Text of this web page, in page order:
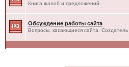
Книга жалоб и предложений.
Обсуждение работы сайта
Вопросы, касающиеся сайта. Создатель